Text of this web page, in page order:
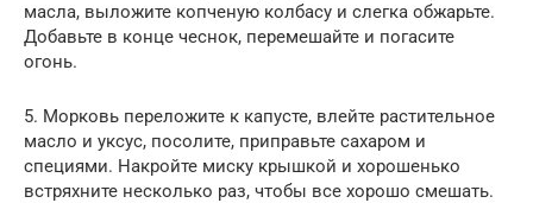
масла, выложите копченую колбасу и слегка обжарьте.
Добавьте в конце чеснок, перемешайте и погасите
огонь.
5. Морковь переложите к капусте, влейте растительное
масло и уксус, посолите, приправьте сахаром и
специями. Накройте миску крышкой и хорошенько
встряхните несколько раз, чтобы все хорошо смешать.